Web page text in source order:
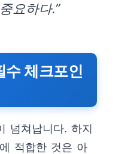
요하다.”
수 체크포인
넘쳐납니다. 하지
적합한 것은 아